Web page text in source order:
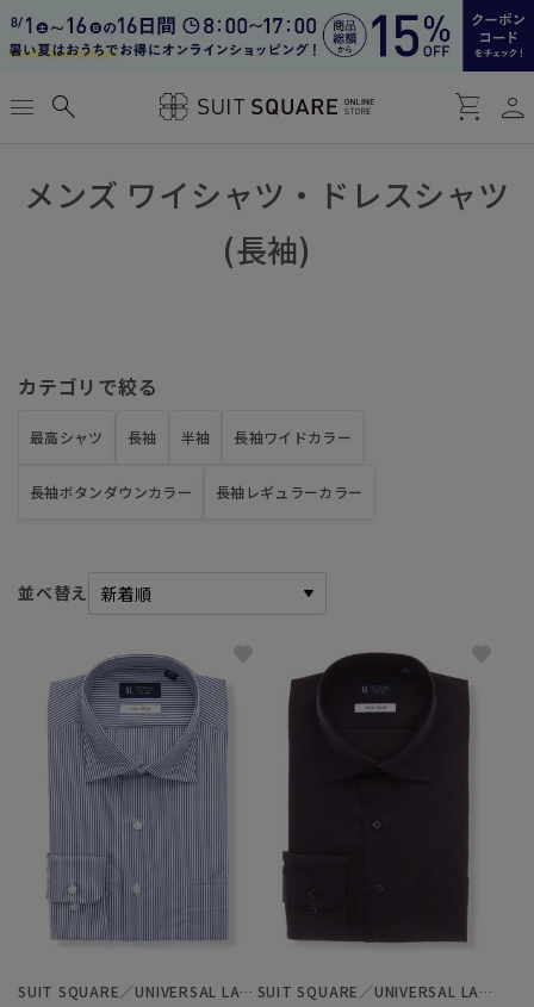
menu search shopping_cart person
メンズ ワイシャツ・ドレスシャツ
(長袖)
カテゴリで絞る
最高シャツ 長袖 半袖 長袖ワイドカラー
長袖ボタンダウンカラー 長袖レギュラーカラー
並べ替え
SUIT SQUARE／UNIVERSAL LANGUAGE
SUIT SQUARE／UNIVERSAL LANGUAGE